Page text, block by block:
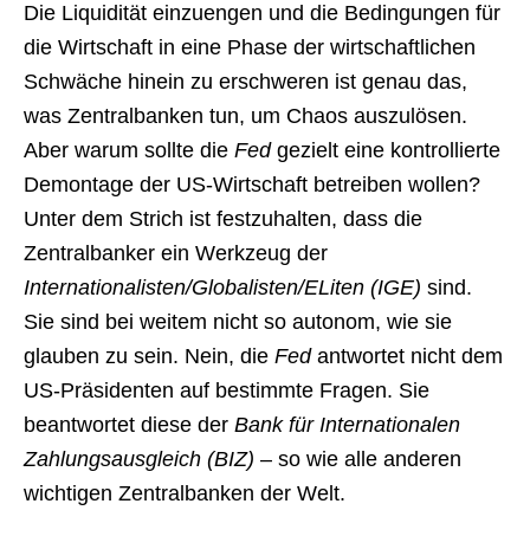
Die Liquidität einzuengen und die Bedingungen für
die Wirtschaft in eine Phase der wirtschaftlichen
Schwäche hinein zu erschweren ist genau das,
was Zentralbanken tun, um Chaos auszulösen.
Aber warum sollte die Fedgezielt eine kontrollierte
Demontage der US-Wirtschaft betreiben wollen?
Unter dem Strich ist festzuhalten, dass die
Zentralbanker ein Werkzeug der
Internationalisten/Globalisten/ELiten (IGE) sind.
Sie sind bei weitem nicht so autonom, wie sie
glauben zu sein. Nein, die Fedantwortet nicht dem
US-Präsidenten auf bestimmte Fragen. Sie
beantwortet diese der Bank für Internationalen
Zahlungsausgleich (BIZ) – so wie alle anderen
wichtigen Zentralbanken der Welt.